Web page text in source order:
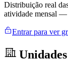
Distribuição real
atividade mensal —
Entrar para ver